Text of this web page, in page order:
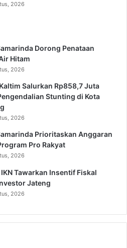
2026
Dorong Penataan
Hitam
2026
Salurkan Rp858,7 Juta
Stunting di Kota
2026
Prioritaskan Anggaran
Pro Rakyat
2026
Tawarkan Insentif Fiskal
Jateng
2026